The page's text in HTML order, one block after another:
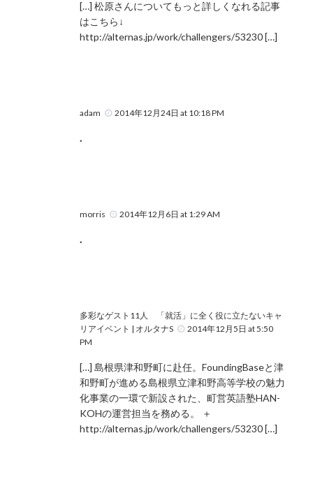
[…] 松原さんについてもっと詳しくなれる記事
はこちら↓
http://alternas.jp/work/challengers/53230[…]
adam 2014年12月24日 at 10:18 PM
.
morris 2014年12月6日 at 1:29 AM
.
多彩なゲスト11人 「就活」に全く役に立たないキャ
リアイベント | オルタナS
2014年12月5日 at 5:50
PM
[…] 島根県津和野町に赴任。FoundingBaseと津
和野町が進める島根県立津和野高等学校の魅力
化事業の一環で新設された、町営英語塾HAN-
KOHの運営担当を務める。 ＋
http://alternas.jp/work/challengers/53230 […]